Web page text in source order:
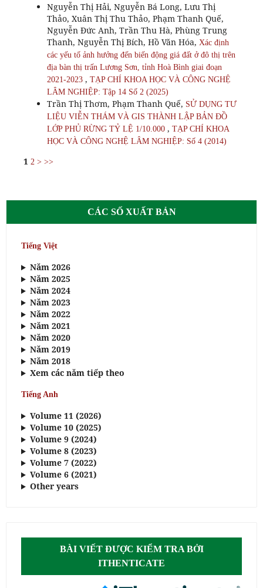
Nguyễn Thị Hải, Nguyễn Bá Long, Lưu Thị
Thảo, Xuân Thị Thu Thảo, Phạm Thanh Quế,
Nguyễn Đức Anh, Trần Thu Hà, Phùng Trung
Thanh, Nguyễn Thị Bích, Hồ Văn Hóa, Xác định
các yếu tố ảnh hưởng đến biến động giá đất ở đô thị trên
địa bàn thị trấn Lương Sơn, tỉnh Hoà Bình giai đoạn
2021-2023 , TẠP CHÍ KHOA HỌC VÀ CÔNG NGHỆ
LÂM NGHIỆP: Tập 14 Số 2 (2025)
Trần Thị Thơm, Phạm Thanh Quế, SỬ DỤNG TƯ
LIỆU VIỄN THÁM VÀ GIS THÀNH LẬP BẢN ĐỒ
LỚP PHỦ RỪNG TỶ LỆ 1/10.000 , TẠP CHÍ KHOA
HỌC VÀ CÔNG NGHỆ LÂM NGHIỆP: Số 4 (2014)
1 2 > >>
CÁC SỐ XUẤT BẢN
Tiếng Việt
Năm 2026
Năm 2025
Năm 2024
Năm 2023
Năm 2022
Năm 2021
Năm 2020
Năm 2019
Năm 2018
Xem các năm tiếp theo
Tiếng Anh
Volume 11 (2026)
Volume 10 (2025)
Volume 9 (2024)
Volume 8 (2023)
Volume 7 (2022)
Volume 6 (2021)
Other years
BÀI VIẾT ĐƯỢC KIỂM TRA BỞI
ITHENTICATE